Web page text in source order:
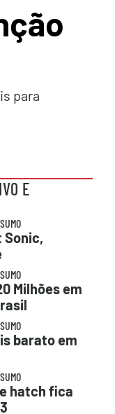
para
E
Sonic,
Milhões em
barato em
hatch fica